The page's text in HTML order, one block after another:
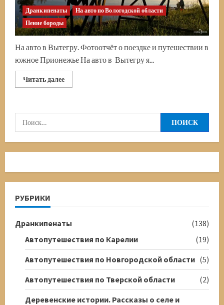
Дранкипенаты
На авто по Вологодской области
Пение бороды
На авто в Вытегру. Фотоотчёт о поездке и путешествии в
южное Прионежье На авто в Вытегру я...
Читать далееПрочитать
больше
авто
К
южным
Найти:
РУБРИКИ
Дранкипенаты
(138)
Автопутешествия по Карелии
(19)
Автопутешествия по Новгородской области (5)
Автопутешествия по Тверской области
(2)
Деревенские истории. Рассказы о селе и